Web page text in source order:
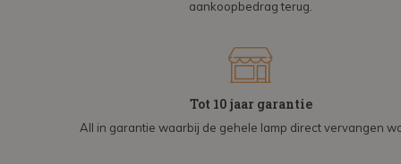
aankoopbedrag terug.
Tot 10 jaar garantie
All in garantie waarbij de gehele lamp direct vervangen